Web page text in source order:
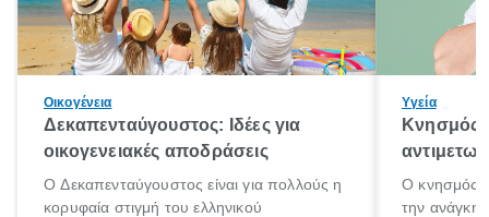
Οικογένεια
Δεκαπενταύγουστος: Ιδέες για
οικογενειακές αποδράσεις
Ο Δεκαπενταύγουστος είναι για πολλούς η
κορυφαία στιγμή του ελληνικού
Υγεία
Κνησμός:
Ο κνησμός
την ανάγκη